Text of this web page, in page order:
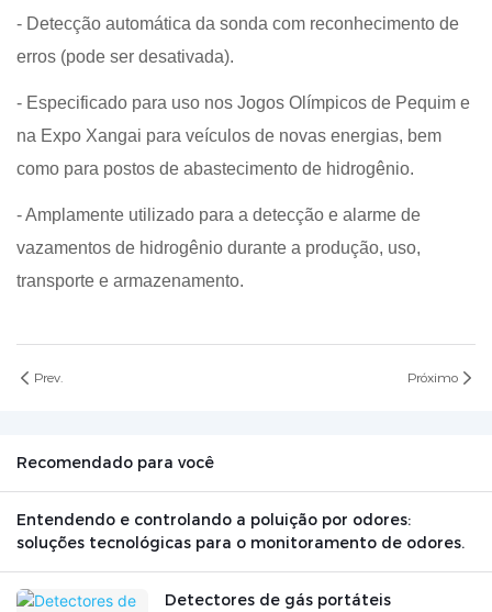
- Detecção automática da sonda com reconhecimento de
erros (pode ser desativada).
- Especificado para uso nos Jogos Olímpicos de Pequim e
na Expo Xangai para veículos de novas energias, bem
como para postos de abastecimento de hidrogênio.
- Amplamente utilizado para a detecção e alarme de
vazamentos de hidrogênio durante a produção, uso,
transporte e armazenamento.
Prev. Próximo
Recomendado para você
Entendendo e controlando a poluição por odores:
soluções tecnológicas para o monitoramento de odores.
Detectores de gás portáteis